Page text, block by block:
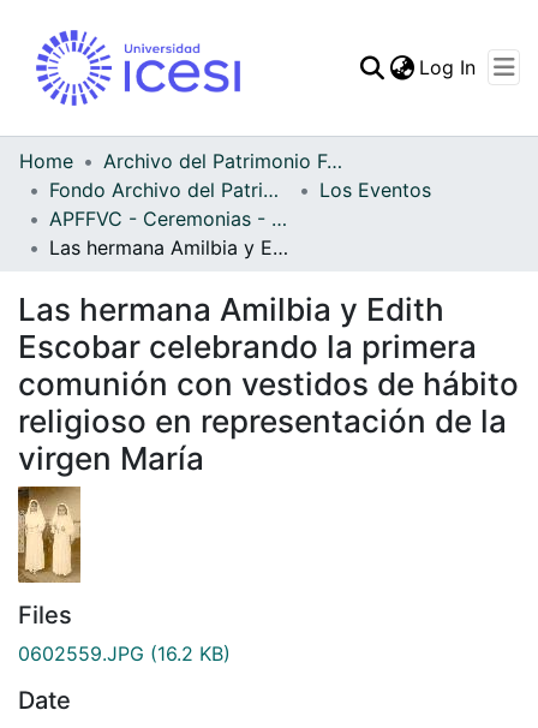
Statistics
Log In
Home
Archivo del Patrimonio Fotográfico y Fílmico del Valle del Cauca
Fondo Archivo del Patrimonio Fotográfico y Fílmico del Valle del Cauca
Los Eventos
APFFVC - Ceremonias - Patrimonial
Las hermana Amilbia y Edith Escobar celebrando la primera comunión con vestidos de hábito religioso en representación de la virgen María
Las hermana Amilbia y Edith
Escobar celebrando la primera
comunión con vestidos de hábito
religioso en representación de la
virgen María
Files
0602559.JPG (16.2 KB)
Date